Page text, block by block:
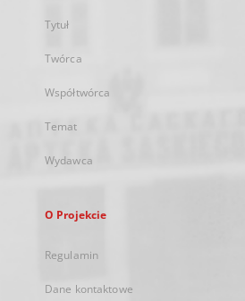
Tytuł
Twórca
Współtwórca
Temat
Wydawca
O Projekcie
Regulamin
Dane kontaktowe